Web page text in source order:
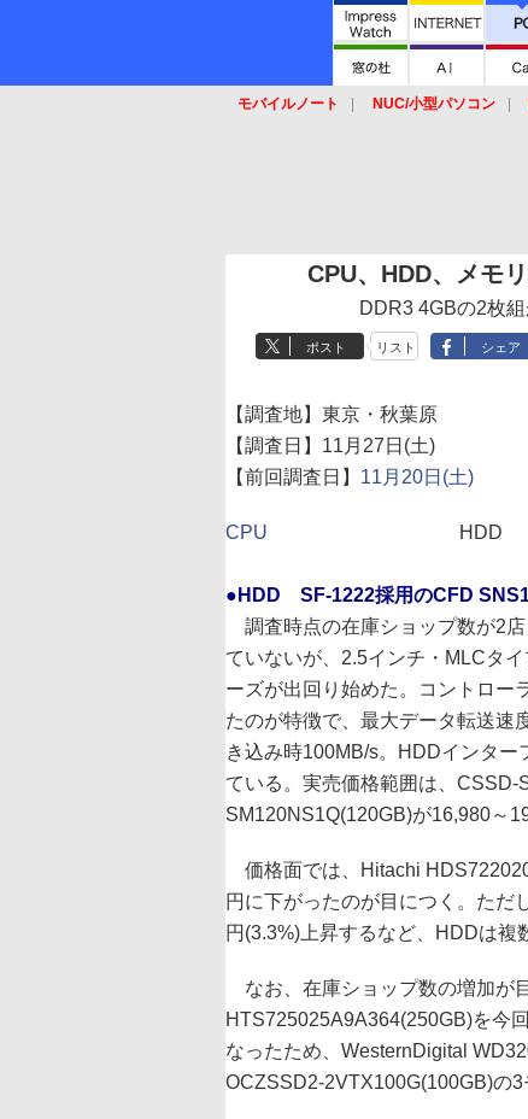
モバイルノート NUC/小型パソコン
CPU、HDD、メモ
DDR3 4GBの2枚
ポスト リスト シェア
【調査地】東京・秋葉原
【調査日】11月27日(土)
【前回調査日】 11月20日(土)
CPU HDD
●HDD SF-1222採用のCFD
調査時点の在庫ショップ数が2
ていないが、2.5インチ・MLCタ
ーズが出回り始めた。コントロー
たのが特徴で、最大データ転送速
き込み時100MB/s。HDDインター
ている。実売価格範囲は、
SM120NS1Q(120GB)が16,980～
価格面では、Hitachi
円に下がったのが目につく。ただ
円(3.3%)上昇するなど、HDDは複
なお、在庫ショップ数の増加が
HTS725025A9A364(250GB)を今
なったため、WesternDigital
OCZSSD2-2VTX100G(100GB)の3